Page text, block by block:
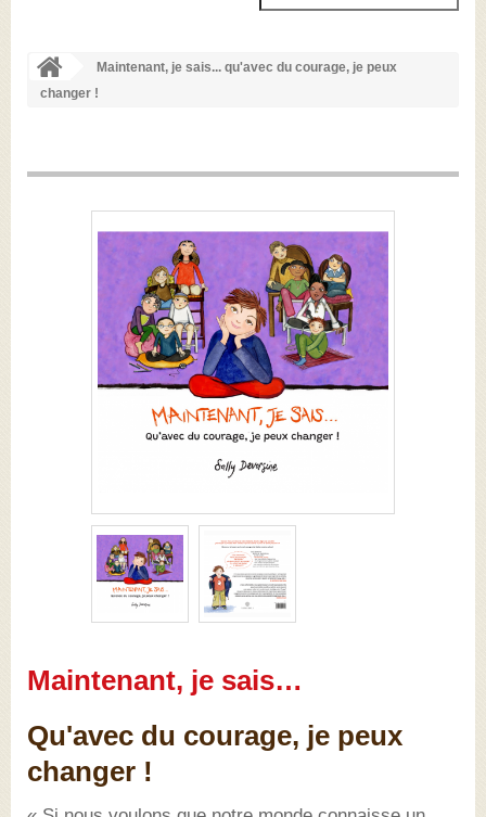
Maintenant, je sais... qu'avec du courage, je peux
changer !
Maintenant, je sais…
Qu'avec du courage, je peux
changer !